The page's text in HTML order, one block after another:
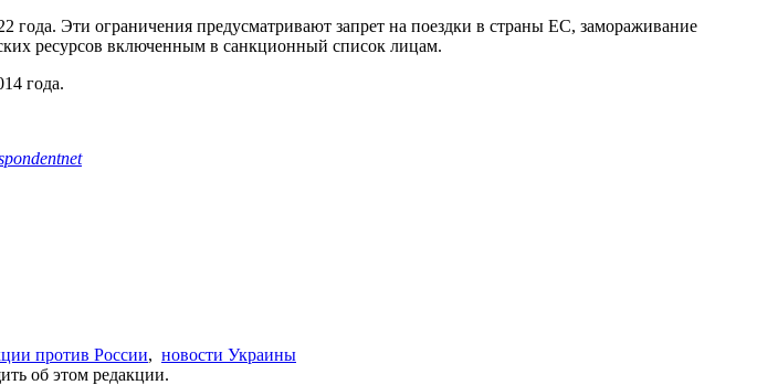
года. Эти ограничения предусматривают запрет на поездки в страны ЕС, замораживание
ресурсов включенным в санкционный список лицам.
года.
против России, новости Украины
об этом редакции.